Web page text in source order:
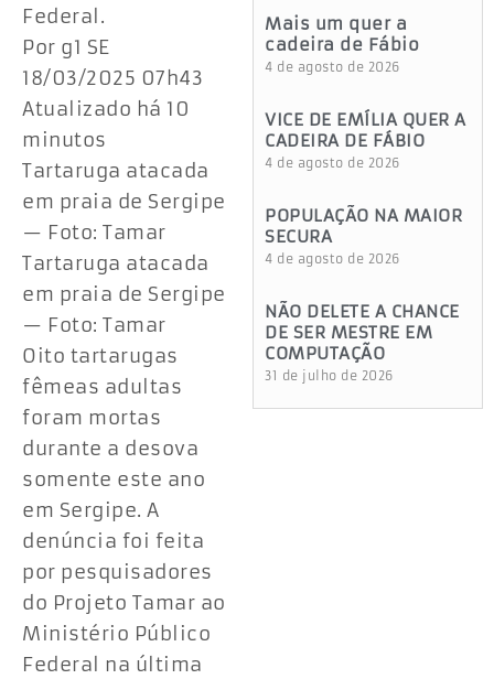
Federal.
Por g1 SE
18/03/2025 07h43
Atualizado há 10
minutos
Tartaruga atacada
em praia de Sergipe
— Foto: Tamar
Tartaruga atacada
em praia de Sergipe
— Foto: Tamar
Oito tartarugas
fêmeas adultas
foram mortas
durante a desova
somente este ano
em Sergipe. A
denúncia foi feita
por pesquisadores
do Projeto Tamar ao
Ministério Público
Federal na última
Mais um quer a
cadeira de Fábio
4 de agosto de 2026
VICE DE EMÍLIA QUER A
CADEIRA DE FÁBIO
4 de agosto de 2026
POPULAÇÃO NA MAIOR
SECURA
4 de agosto de 2026
NÃO DELETE A CHANCE
DE SER MESTRE EM
COMPUTAÇÃO
31 de julho de 2026